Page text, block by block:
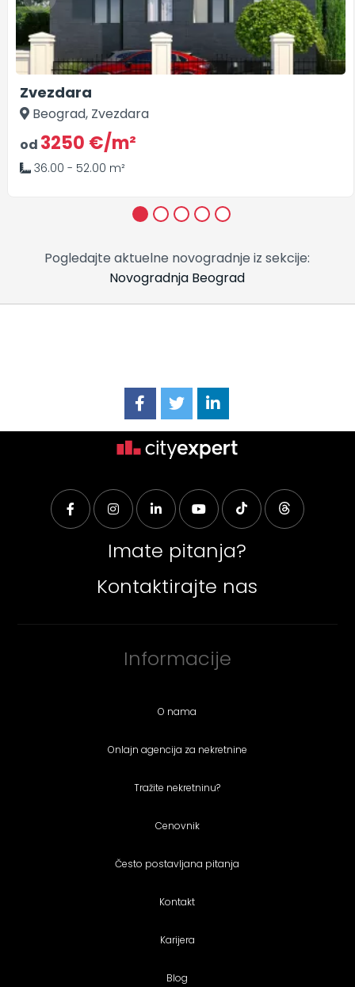
Zvezdara
Beograd, Zvezdara
od 3250 €/m²
36.00 - 52.00 m²
2 3 4 5
Pogledajte aktuelne novogradnje iz sekcije:
Novogradnja Beograd
Imate pitanja?
Kontaktirajte nas
Informacije
O nama
Onlajn agencija za nekretnine
Tražite nekretninu?
Cenovnik
Često postavljana pitanja
Kontakt
Karijera
Blog